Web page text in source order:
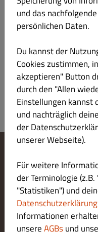
Menü Öffnungszeiten
Chicken Burger Alles
Es wurde kein Menü-
Cookie-Einstellungen ändern
Kontaktiere uns
Datenschutzerklärung
Allgemeine
Impressum
LIEFERUNG
und das
persönlichen Daten.
Du kannst der
Cookies zustimmen,
akzeptieren" Button
durch den "Allen
Einstellungen kannst
und nachträglich
der
unserer Webseite).
Für weitere
der Terminologie
"Statistiken") und
Datenschutzerklärung
Informationen
unsereAGBsund